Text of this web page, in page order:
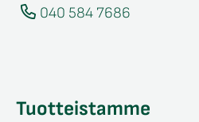
040 584 7686
Tuotteistamme